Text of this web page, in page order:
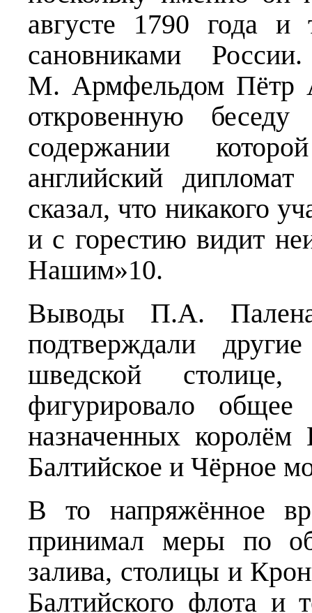
августе 1790 года
сановниками
М. Армфельдом Пётр
откровенную
содержании
английский
сказал, что никакого
и с горестию видит
Нашим»10.
Выводы П.А.
подтверждали
шведской
фигурировало общее
назначенных
Балтийское и Чёрное
В то напряжённое
принимал меры по
залива, столицы и
Балтийского флота и